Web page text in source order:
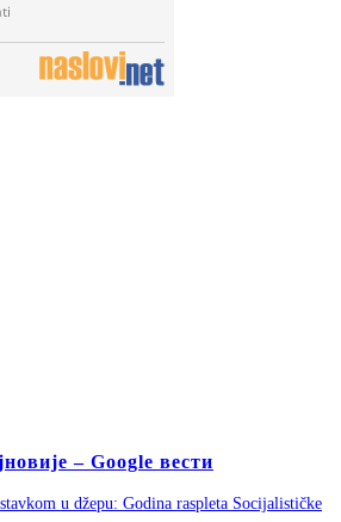
– Google вести
u džepu: Godina raspleta Socijalističke